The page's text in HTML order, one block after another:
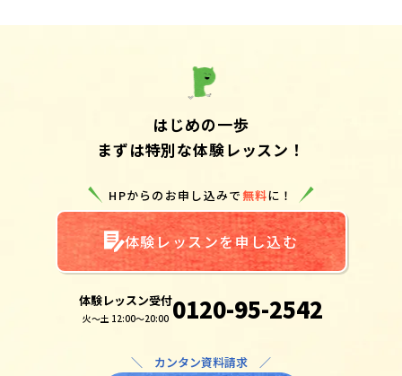
はじめの一歩
まずは特別な体験レッスン！
HPからのお申し込みで無料に！
体験レッスンを申し込む
体験レッスン受付
火～土 12:00～20:00 0120-95-2542
＼ カンタン資料請求 ／